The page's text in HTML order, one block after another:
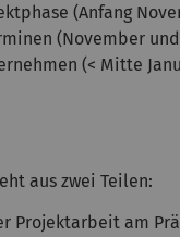
(Anfang
(November
(< Mitte
aus zwei Teilen:
Projektarbeit am